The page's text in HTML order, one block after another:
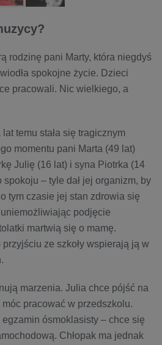
rodzinę pani Marty, która niegdyś
spokojne życie. Dzieci
pracowali. Nic wielkiego, a
temu stała się tragicznym
momentu pani Marta (49 lat)
Julię (16 lat) i syna Piotrka (14
spokoju – tyle dał jej organizm, by
tym czasie jej stan zdrowia się
podjęcie
martwią się o mamę.
ze szkoły wspierają ją w
marzenia. Julia chce pójść na
pracować w przedszkolu.
ósmoklasisty – chce się
Chłopak ma jednak